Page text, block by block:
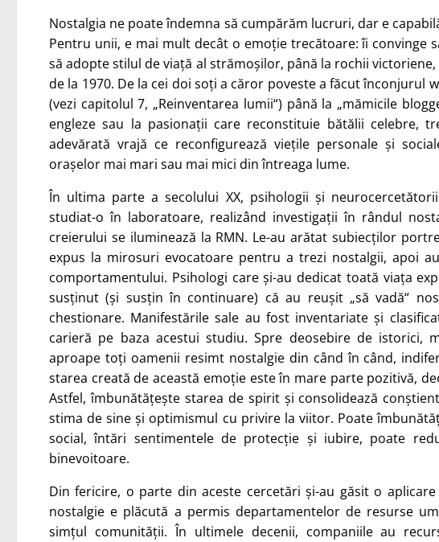
Nostalgia ne poate îndemna să cumpărăm lucruri, dar e
Pentru unii, e mai mult decât o emoție trecătoare: îi convinge
să adopte stilul de viață al strămoșilor, până la rochii
de la 1970. De la cei doi soți a căror poveste a făcut înconjurul
(vezi capitolul 7, „Reinventarea lumii“) până la „mămicile
engleze sau la pasionații care reconstituie bătălii celebre,
adevărată vrajă ce reconfigurează viețile personale și
orașelor mai mari sau mai mici din întreaga lume.
În ultima parte a secolului XX, psihologii și
studiat-o în laboratoare, realizând investigații în rândul
creierului se iluminează la RMN. Le-au arătat subiecților
expus la mirosuri evocatoare pentru a trezi nostalgii, apoi
comportamentului. Psihologi care și-au dedicat toată viața
susținut (și susțin în continuare) că au reușit „să vadă“
chestionare. Manifestările sale au fost inventariate și
carieră pe baza acestui studiu. Spre deosebire de istorici,
aproape toți oamenii resimt nostalgie din când în când,
starea creată de această emoție este în mare parte pozitivă,
Astfel, îmbunătățește starea de spirit și consolidează
stima de sine și optimismul cu privire la viitor. Poate
social, întări sentimentele de protecție și iubire, poate
binevoitoare.
Din fericire, o parte din aceste cercetări și-au găsit o
nostalgie e plăcută a permis departamentelor de resurse
simțul comunității. În ultimele decenii, companiile au